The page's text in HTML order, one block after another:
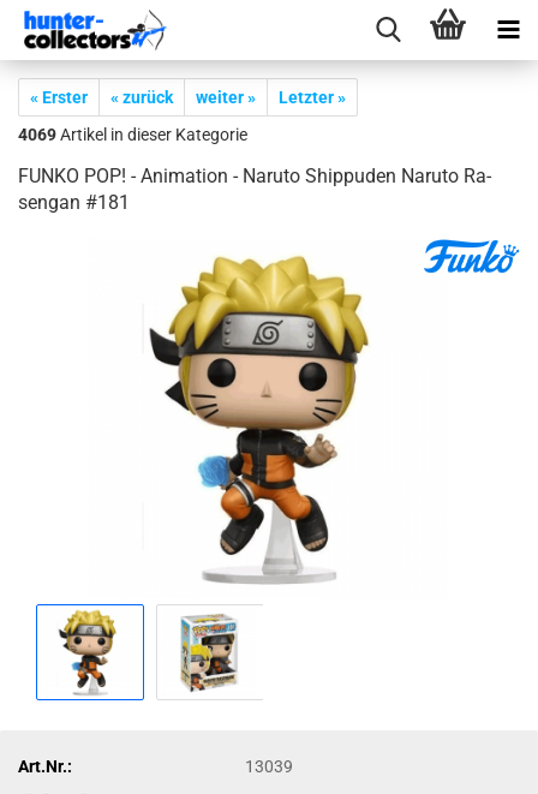
« Erster « zurück weiter »
Letzter »
4069Artikel in dieser Kategorie
FUNKO POP! - Ani­ma­ti­on - Na­ruto Ship­pu­den Na­ruto Ra­
sen­gan #181
Art.Nr.:
13039